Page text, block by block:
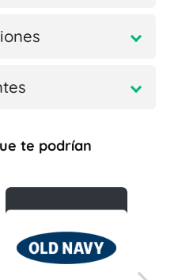
te podrían